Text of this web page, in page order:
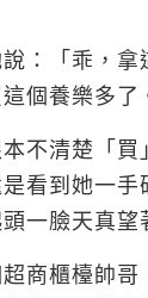
：「乖，拿
個養樂多了
不清楚「買
看到她一手
一臉天真望
商櫃檯帥哥